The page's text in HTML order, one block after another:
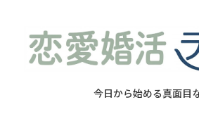
今日から始める真面目